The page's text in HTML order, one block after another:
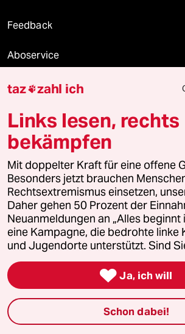
Feedback
Aboservice
ePaper Login
Downloads für Abonnierende
© 2026 taz Verlags und Vertriebs GmbH
Alle Rechte vorbehalten. Bei rechtlichen Fragen
wenden Sie sich bitte anlizenzen@taz.de
Feedback Redaktionsstatut
Seitenwende Einwilligungen
taz zahl ich
Links lesen, rechts
bekämpfen
Mit doppelter Kraft für eine offene
Besonders jetzt brauchen
Rechtsextremismus einsetzen,
Daher gehen 50 Prozent der
Neuanmeldungen an „Alles beginnt
eine Kampagne, die bedrohte linke
und Jugendorte unterstützt. Sind
 Ja, ich will
Schon dabei!